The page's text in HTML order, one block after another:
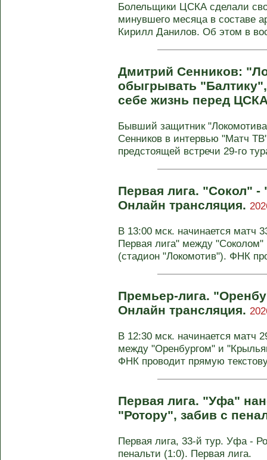
Болельщики ЦСКА сделали
минувшего месяца в составе
Кирилл Данилов. Об этом в
Дмитрий Сенников:
обыгрывать
себе жизнь перед
Бывший защитник
Сенников в интервью "Матч
предстоящей встречи 29-го
Первая лига. "Сокол" -
Онлайн трансляция.
В 13:00 мск. начинается матч
Первая лига" между "Соколом"
(стадион "Локомотив"). ФНК
Премьер-лига.
Онлайн трансляция.
В 12:30 мск. начинается матч
между "Оренбургом" и
ФНК проводит прямую
Первая лига. "Уфа"
"Ротору", забив с
Первая лига, 33-й тур. Уфа -
пенальти (1:0). Первая лига.